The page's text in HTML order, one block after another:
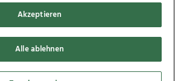
Tips Zeitungs GmbH & Co KG
developed by
Akzeptieren
Alle ablehnen